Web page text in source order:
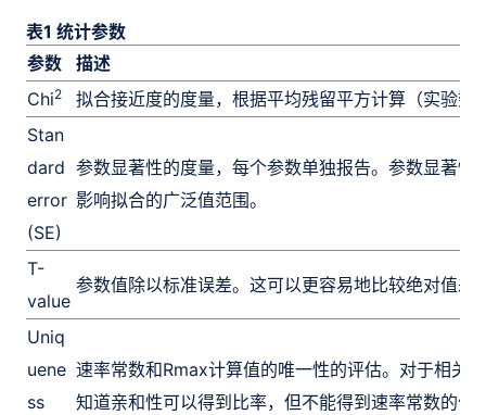
表1 统计参数
参数
描述
Chi2
拟合接近度的度量，根据平均残留平方计算（实验数
Stan
dard
error
(SE)
参数显著性的度量，每个参数单独报告。参数显著
影响拟合的广泛值范围。
T-
value
参数值除以标准误差。这可以更容易地比较绝对值差
Uniq
uene
ss
速率常数和Rmax计算值的唯一性的评估。对于相关
知道亲和性可以得到比率，但不能得到速率常数的